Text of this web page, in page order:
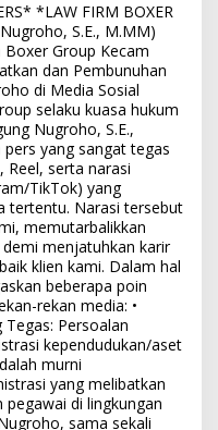
*LAW FIRM BOXER
S.E., M.MM)
Group Kecam
dan Pembunuhan
di Media Sosial
selaku kuasa hukum
Nugroho, S.E.,
yang sangat tegas
serta narasi
TikTok) yang
tertentu. Narasi tersebut
memutarbalikkan
menjatuhkan karir
klien kami. Dalam hal
beberapa poin
rekan media: •
Persoalan
kependudukan/aset
murni
yang melibatkan
di lingkungan
sama sekali